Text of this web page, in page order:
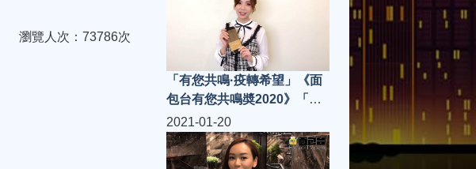
瀏覽人次：73786次
「有您共鳴·疫轉希望」《面
包台有您共鳴奬2020》「共
鳴樂壇新人」Vera廖貝瑩
2021-01-20